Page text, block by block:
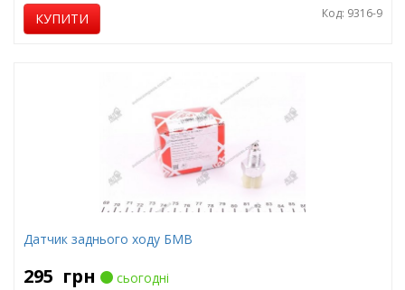
КУПИТИ Код: 9316-9
Датчик заднього ходу БМВ
295 грн
сьогодні